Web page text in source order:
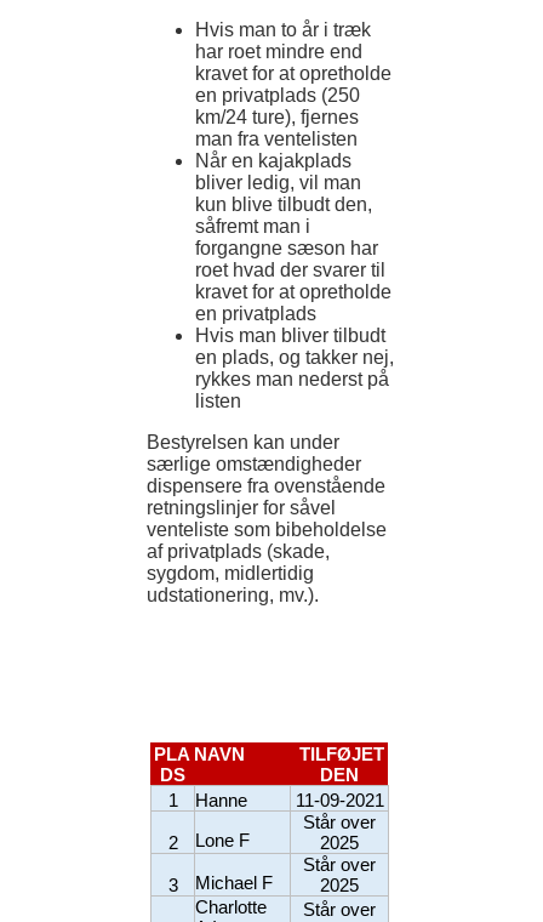
Hvis man to år i træk
har roet mindre end
kravet for at opretholde
en privatplads (250
km/24 ture), fjernes
man fra ventelisten
Når en kajakplads
bliver ledig, vil man
kun blive tilbudt den,
såfremt man i
forgangne sæson har
roet hvad der svarer til
kravet for at opretholde
en privatplads
Hvis man bliver tilbudt
en plads, og takker nej,
rykkes man nederst på
listen
Bestyrelsen kan under
særlige omstændigheder
dispensere fra ovenstående
retningslinjer for såvel
venteliste som bibeholdelse
af privatplads (skade,
sygdom, midlertidig
udstationering, mv.).
PLA
DS
NAVN
TILFØJET
DEN
1
Hanne 11-09-2021
2 Lone F
Står over
2025
3 Michael F
Står over
2025
Charlotte
Står over